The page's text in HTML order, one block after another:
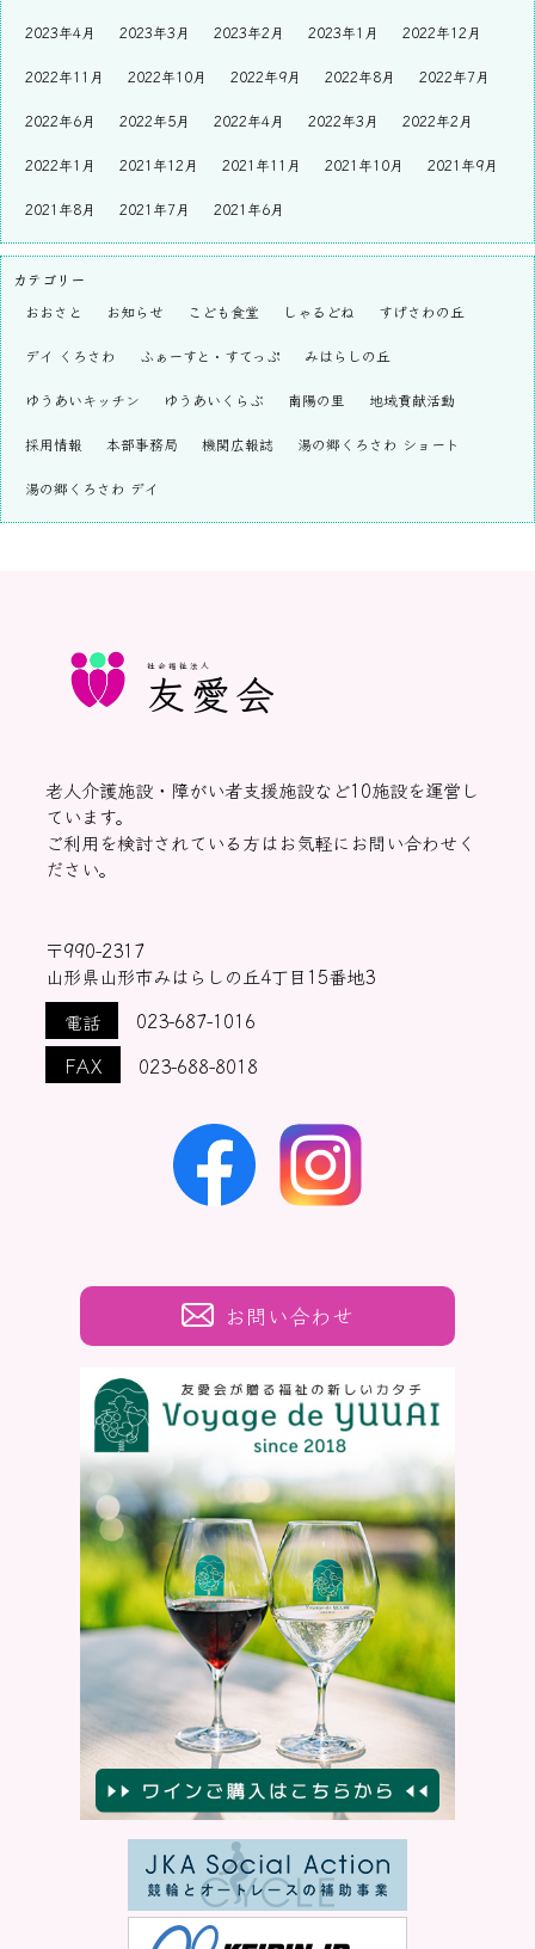
2023年4月 2023年3月 2023年2月 2023年1月 2022年12月
2022年11月 2022年10月 2022年9月 2022年8月 2022年7月
2022年6月 2022年5月 2022年4月 2022年3月 2022年2月
2022年1月 2021年12月 2021年11月 2021年10月 2021年9月
2021年8月 2021年7月 2021年6月
カテゴリー
おおさと
お知らせ こども食堂 しゃるどね すげさわの丘
デイ くろさわ ふぁーすと・すてっぷ みはらしの丘
ゆうあいキッチン ゆうあいくらぶ 南陽の里 地域貢献活動
採用情報 本部事務局 機関広報誌 湯の郷くろさわ ショート
湯の郷くろさわ デイ
社会福祉法人
友愛会
老人介護施設・障がい者支援施設など10施設を運営し
ています。
ご利用を検討されている方はお気軽にお問い合わせく
ださい。
〒990-2317
山形県山形市みはらしの丘4丁目15番地3
電話
023-687-1016
FAX
023-688-8018
お問い合わせ